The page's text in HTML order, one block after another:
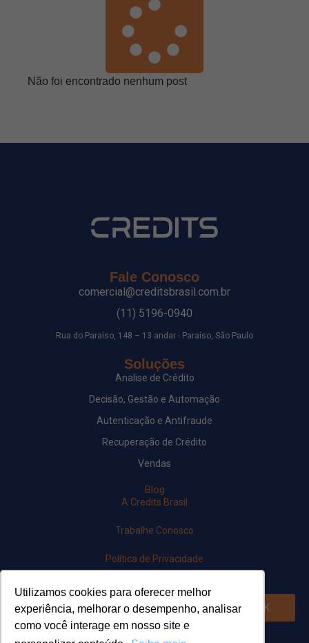
Utilizamos cookies para oferecer melhor
experiência, melhorar o desempenho, analisar
como você interage em nosso site e
Não foi encontrado nenhum post
Fale Conosco
comercial@creditsbrasil.com.br
(11) 5196-0940
Rua do Paraíso, 148 – 13 andar - Paraíso, São Paulo
Soluções
Analise de Crédito
Decisão, Gestão e Automação
Autenticação e Antifraude
Recuperação de Crédito
Vendas
Blog
A Credits Brasil
Trabalhe Conosco
Política de Privacidade
Newsletter
OK
Siga-nos em nossas redes